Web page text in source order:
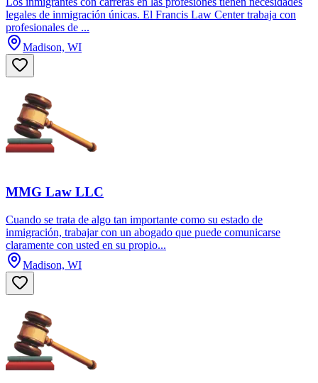
legales de inmigración únicas. El Francis Law Center trabaja con
profesionales de ...
Madison, WI
MMG Law LLC
Cuando se trata de algo tan importante como su estado de
inmigración, trabajar con un abogado que puede comunicarse
claramente con usted en su propio...
Madison, WI